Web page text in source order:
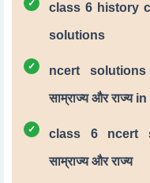
class 6 history
solutions
ncert
साम्राज्य और राज्य
class 6 ncert
साम्राज्य और राज्य